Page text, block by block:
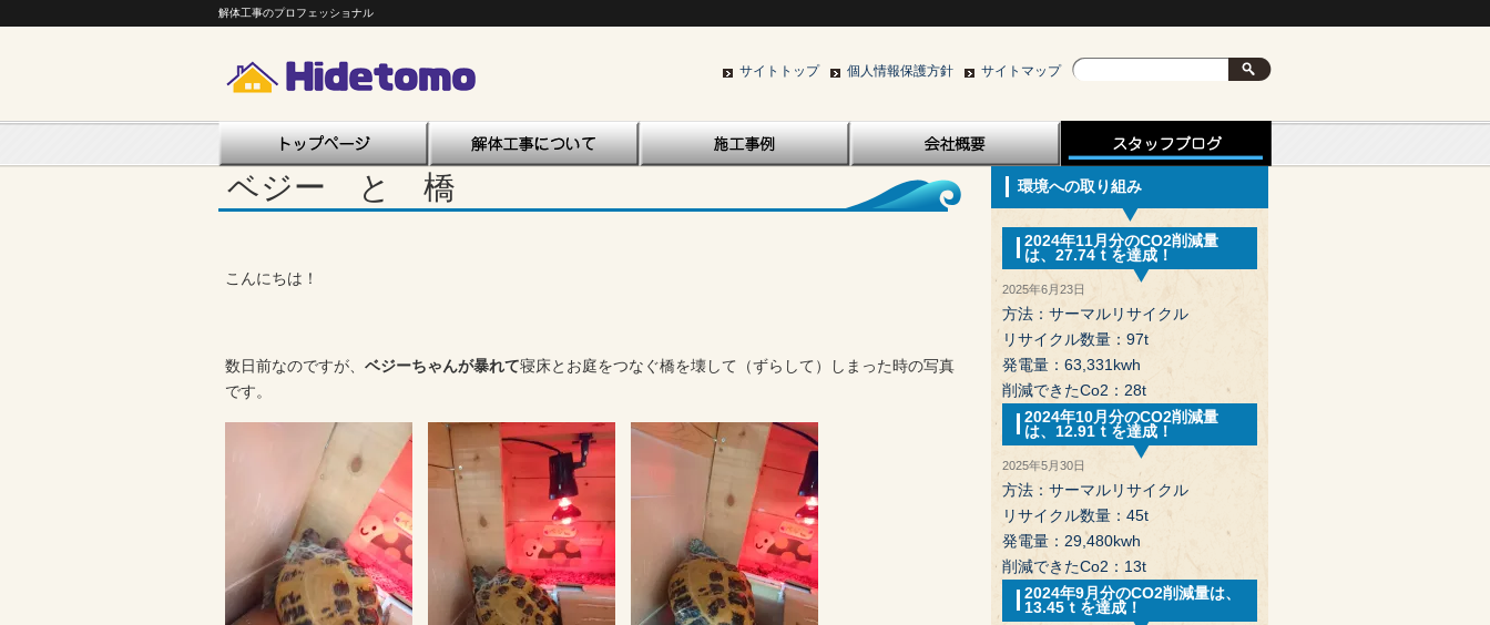
解体工事のプロフェッショナル
サイトトップ 個人情報保護方針 サイトマップ
ベジー と 橋
こんにちは！
数日前なのですが、 ベジーちゃんが暴れて寝床とお庭をつなぐ橋を壊して（ずらして）しまった時の写真
です。
環境への取り組み
2024年11月分のCO2削減量
は、27.74ｔを達成！
2025年6月23日
方法：サーマルリサイクル
リサイクル数量：97t
発電量：63,331kwh
削減できたCo2：28t
2024年10月分のCO2削減量
は、12.91ｔを達成！
2025年5月30日
方法：サーマルリサイクル
リサイクル数量：45t
発電量：29,480kwh
削減できたCo2：13t
2024年9月分のCO2削減量は、
13.45ｔを達成！